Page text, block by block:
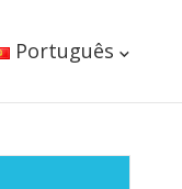
Português